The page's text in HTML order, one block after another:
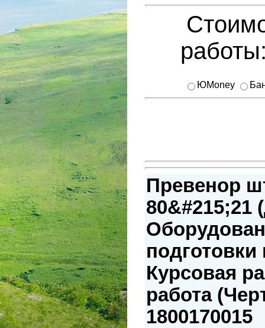
ЮMoney
Превенор
80&#215;21
подготовки
Курсовая
работа
1800170015